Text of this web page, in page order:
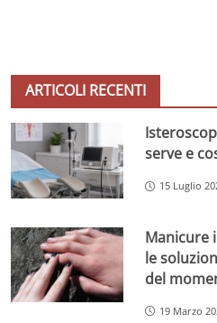
ARTICOLI RECENTI
serve e
15 Luglio
Manicure
le
del
19 Marzo